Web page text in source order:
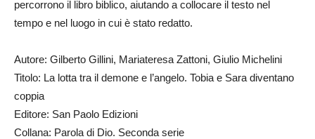
percorrono il libro biblico, aiutando a collocare il testo nel
tempo e nel luogo in cui è stato redatto.
Autore: Gilberto Gillini, Mariateresa Zattoni, Giulio Michelini
Titolo: La lotta tra il demone e l’angelo. Tobia e Sara diventano
coppia
Editore: San Paolo Edizioni
Collana: Parola di Dio. Seconda serie